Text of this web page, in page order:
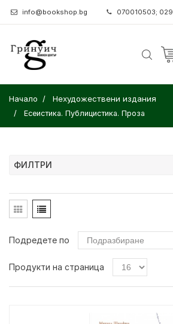
info@bookshop.bg 070010503;
Начало Нехудожествени издания
Есеистика. Публицистика. Проза
ФИЛТРИ
Подредете по
Продукти на страница